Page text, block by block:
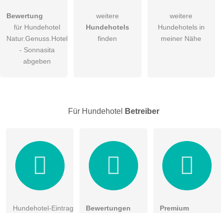
Bewertung
für Hundehotel
Natur.Genuss.Hotel
- Sonnasita
abgeben
weitere
Hundehotels
finden
weitere
Hundehotels in
meiner Nähe
Für Hundehotel Betreiber
Hundehotel-Eintrag
Bewertungen
Premium